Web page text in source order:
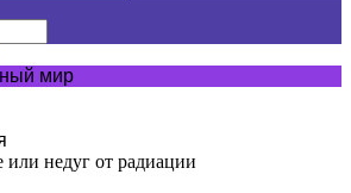
мир
или недуг от радиации